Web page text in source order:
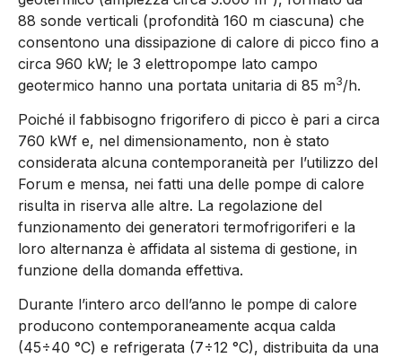
88 sonde verticali (profondità 160 m ciascuna) che
consentono una dissipazione di calore di picco fino a
circa 960 kW; le 3 elettropompe lato campo
geotermico hanno una portata unitaria di 85 m3/h.
Poiché il fabbisogno frigorifero di picco è pari a circa
760 kWf e, nel dimensionamento, non è stato
considerata alcuna contemporaneità per l’utilizzo del
Forum e mensa, nei fatti una delle pompe di calore
risulta in riserva alle altre. La regolazione del
funzionamento dei generatori termofrigoriferi e la
loro alternanza è affidata al sistema di gestione, in
funzione della domanda effettiva.
Durante l’intero arco dell’anno le pompe di calore
producono contemporaneamente acqua calda
(45÷40 °C) e refrigerata (7÷12 °C), distribuita da una